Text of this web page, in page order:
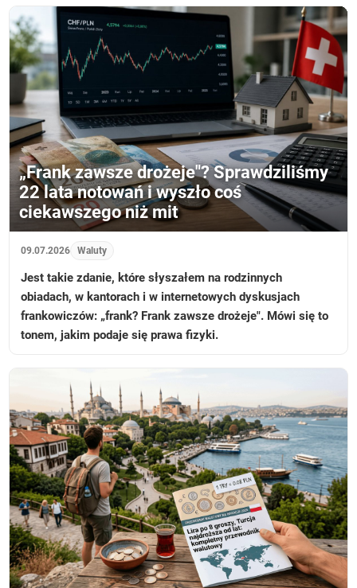
„Frank zawsze drożeje"? Sprawdziliśmy
22 lata notowań i wyszło coś
ciekawszego niż mit
09.07.2026 Waluty
Jest takie zdanie, które słyszałem na rodzinnych
obiadach, w kantorach i w internetowych dyskusjach
frankowiczów: „frank? Frank zawsze drożeje". Mówi się to
tonem, jakim podaje się prawa fizyki.